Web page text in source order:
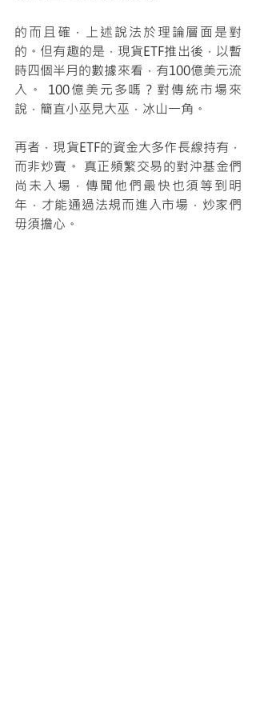
的而且確，上述說法於理論層面是對
的。但有趣的是，現貨ETF推出後，以暫
時四個半月的數據來看，有100億美元流
入。 100億美元多嗎？對傳統市場來
說，簡直小巫見大巫，冰山一角。
再者，現貨ETF的資金大多作長線持有，
而非炒賣。 真正頻繁交易的對沖基金們
尚未入場，傳聞他們最快也須等到明
年，才能通過法規而進入市場，炒家們
毋須擔心。